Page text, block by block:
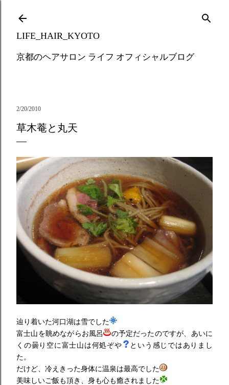
LIFE_HAIR_KYOTO
京都のヘアサロン ライフ オフィシャルブログ
2/20/2010
草木菴と丸天
辿り着いた河口湖は雪でした
富士山を眺めながらお風呂
の予定だったのですが、あいに
くの曇り空に富士山は何処ぞや
という感じではありまし
た。
だけど、冷えきった身体に温泉は最高でした
美味しいご飯も頂き、身も心も癒されました